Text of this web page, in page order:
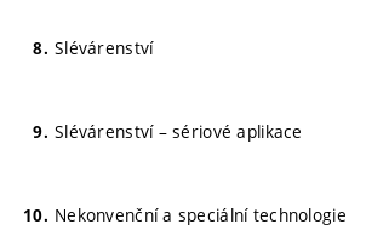
Slévárenství
Slévárenství – sériové aplikace
Nekonvenční a speciální technologie